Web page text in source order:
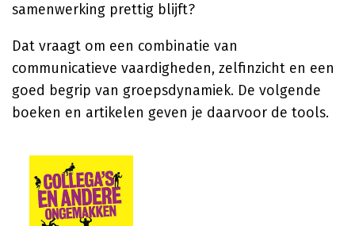
samenwerking prettig blijft?
Dat vraagt om een combinatie van
communicatieve vaardigheden, zelfinzicht en een
goed begrip van groepsdynamiek. De volgende
boeken en artikelen geven je daarvoor de tools.